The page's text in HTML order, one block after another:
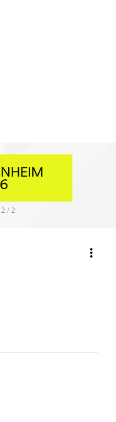
2 / 2
more_vert